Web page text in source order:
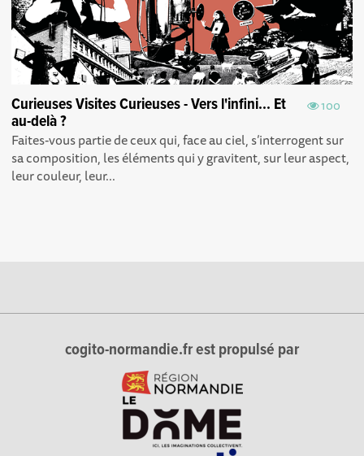
100
Curieuses Visites Curieuses - Vers l'infini... Et
au-delà ?
Faites-vous partie de ceux qui, face au ciel, s’interrogent sur
sa composition, les éléments qui y gravitent, sur leur aspect,
leur couleur, leur...
cogito-normandie.fr est propulsé par